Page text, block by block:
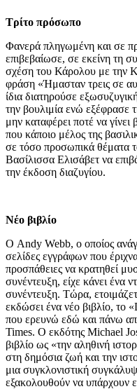
Τρίτο πρόσωπο
Φανερά πληγωμένη και σε
επιβεβαίωσε, σε εκείνη τη
σχέση του Κάρολου με την
φράση «Ήμασταν τρεις σε
ίδια διατηρούσε
την βουλιμία ενώ εξέφρασε
μην καταφέρει ποτέ να
που κάποιο μέλος της
σε τόσο προσωπικά θέματα
Βασίλισσα Ελισάβετ να
την έκδοση διαζυγίου.
Νέο βιβλίο
Ο Andy Webb, ο οποίος
σελίδες εγγράφων που
προσπάθειες να κρατηθεί
συνέντευξη, είχε κάνει ένα
συνέντευξη. Τώρα,
εκδώσει ένα νέο βιβλίο, το
που ερευνώ εδώ και πάνω
Times. Ο εκδότης Michael
βιβλίο ως «την αληθινή
στη δημόσια ζωή και την
μια συγκλονιστική
εξακολουθούν να υπάρχουν